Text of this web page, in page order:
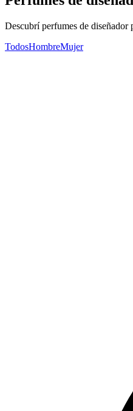
Descubrí perfumes de diseñador
TodosHombreMujer